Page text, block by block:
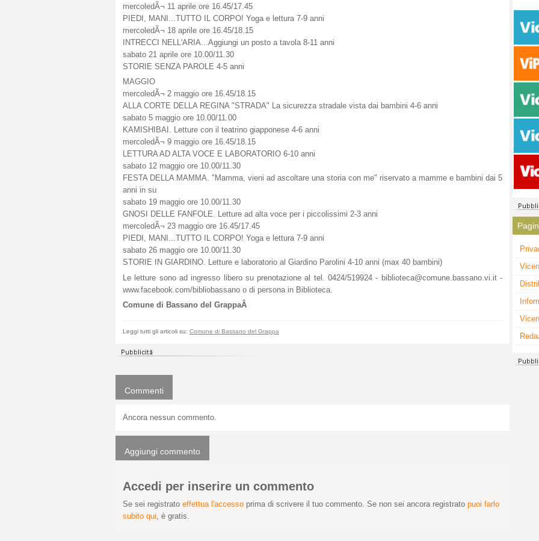
mercoledÃ¬ 11 aprile ore 16.45/17.45
PIEDI, MANI...TUTTO IL CORPO! Yoga e lettura 7-9 anni
mercoledÃ¬ 18 aprile ore 16.45/18.15
INTRECCI NELL'ARIA...Aggiungi un posto a tavola 8-11 anni
sabato 21 aprile ore 10.00/11.30
STORIE SENZA PAROLE 4-5 anni
MAGGIO
mercoledÃ¬ 2 maggio ore 16.45/18.15
ALLA CORTE DELLA REGINA "STRADA" La sicurezza stradale vista dai bambini 4-6 anni
sabato 5 maggio ore 10.00/11.00
KAMISHIBAI. Letture con il teatrino giapponese 4-6 anni
mercoledÃ¬ 9 maggio ore 16.45/18.15
LETTURA AD ALTA VOCE E LABORATORIO 6-10 anni
sabato 12 maggio ore 10.00/11.30
FESTA DELLA MAMMA. "Mamma, vieni ad ascoltare una storia con me" riservato a mamme e bambini dai 5
anni in su
sabato 19 maggio ore 10.00/11.30
GNOSI DELLE FANFOLE. Letture ad alta voce per i piccolissimi 2-3 anni
mercoledÃ¬ 23 maggio ore 16.45/17.45
PIEDI, MANI...TUTTO IL CORPO! Yoga e lettura 7-9 anni
sabato 26 maggio ore 10.00/11.30
STORIE IN GIARDINO. Letture e laboratorio al Giardino Parolini 4-10 anni (max 40 bambini)
Le letture sono ad ingresso libero su prenotazione al tel. 0424/519924 - biblioteca@comune.bassano.vi.it-
www.facebook.com/bibliobassano o di persona in Biblioteca.
Comune di Bassano del GrappaÂ
Leggi tutti gli articoli su: Comune di Bassano del Grappa
Commenti
Ancora nessun commento.
Aggiungi commento
Accedi per inserire un commento
Se sei registrato effettua l'accesso prima di scrivere il tuo commento. Se non sei ancora registrato puoi farlo
subito qui , è gratis.